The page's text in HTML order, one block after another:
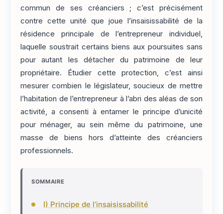
commun de ses créanciers ; c’est précisément
contre cette unité que joue l’insaisissabilité de la
résidence principale de l’entrepreneur individuel,
laquelle soustrait certains biens aux poursuites sans
pour autant les détacher du patrimoine de leur
propriétaire. Étudier cette protection, c’est ainsi
mesurer combien le législateur, soucieux de mettre
l’habitation de l’entrepreneur à l’abri des aléas de son
activité, a consenti à entamer le principe d’unicité
pour ménager, au sein même du patrimoine, une
masse de biens hors d’atteinte des créanciers
professionnels.
SOMMAIRE
I) Principe de l’insaisissabilité